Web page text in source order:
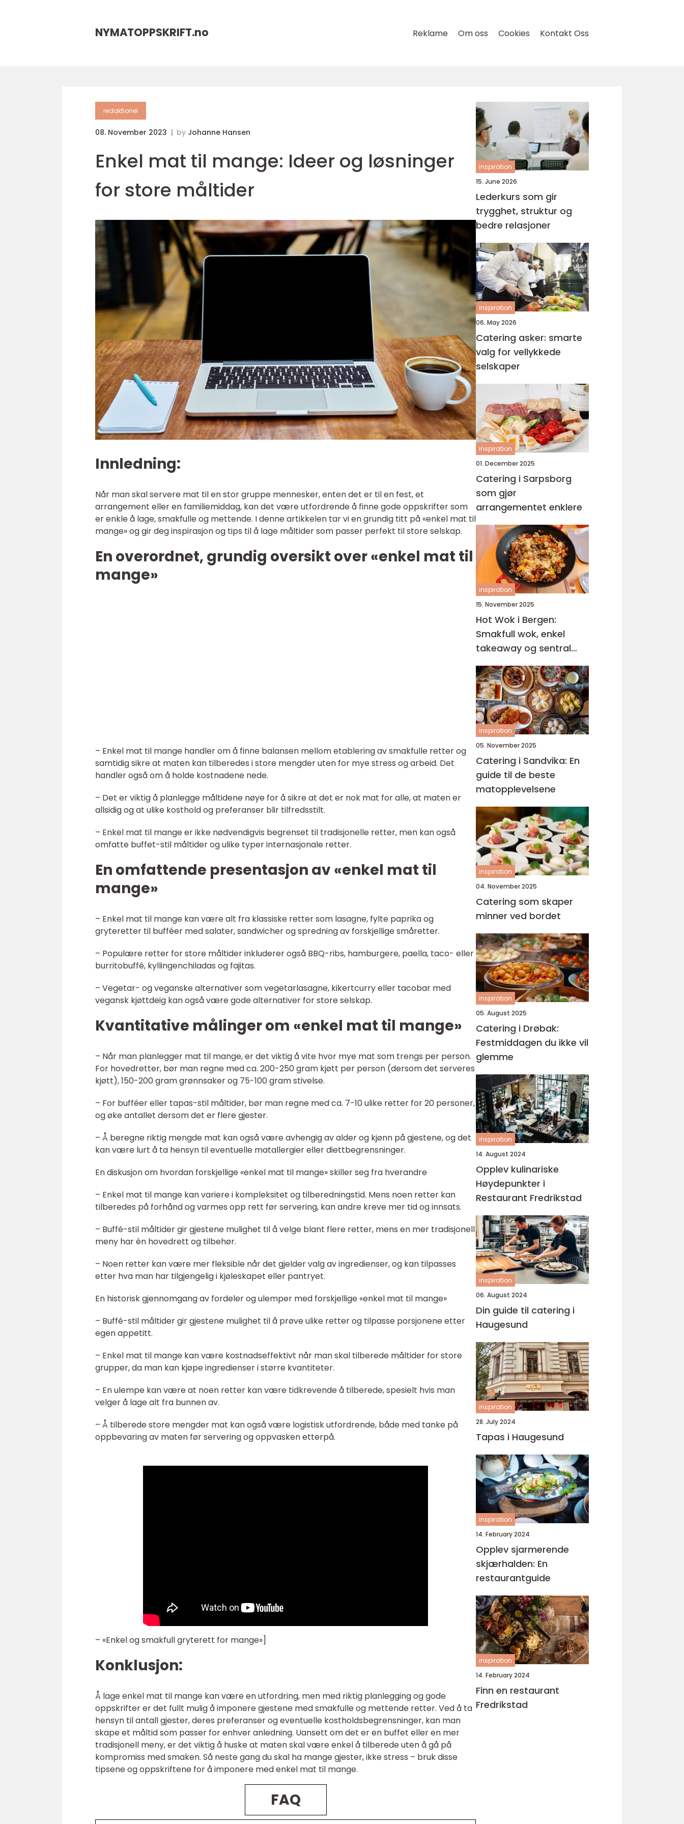
NYMATOPPSKRIFT.no Reklame Om oss Cookies Kontakt Oss
redaktionel
08. November 2023 by Johanne Hansen
Enkel mat til mange: Ideer og løsninger
for store måltider
Innledning:
Når man skal servere mat til en stor gruppe mennesker, enten det er til en fest, et
arrangement eller en familiemiddag, kan det være utfordrende å finne gode oppskrifter som
er enkle å lage, smakfulle og mettende. I denne artikkelen tar vi en grundig titt på «enkel mat til
mange» og gir deg inspirasjon og tips til å lage måltider som passer perfekt til store selskap.
En overordnet, grundig oversikt over «enkel mat til
mange»
– Enkel mat til mange handler om å finne balansen mellom etablering av smakfulle retter og
samtidig sikre at maten kan tilberedes i store mengder uten for mye stress og arbeid. Det
handler også om å holde kostnadene nede.
– Det er viktig å planlegge måltidene nøye for å sikre at det er nok mat for alle, at maten er
allsidig og at ulike kosthold og preferanser blir tilfredsstilt.
– Enkel mat til mange er ikke nødvendigvis begrenset til tradisjonelle retter, men kan også
omfatte buffet-stil måltider og ulike typer internasjonale retter.
En omfattende presentasjon av «enkel mat til
mange»
– Enkel mat til mange kan være alt fra klassiske retter som lasagne, fylte paprika og
gryteretter til bufféer med salater, sandwicher og spredning av forskjellige småretter.
– Populære retter for store måltider inkluderer også BBQ-ribs, hamburgere, paella, taco- eller
burritobuffé, kyllingenchiladas og fajitas.
– Vegetar- og veganske alternativer som vegetarlasagne, kikertcurry eller tacobar med
vegansk kjøttdeig kan også være gode alternativer for store selskap.
Kvantitative målinger om «enkel mat til mange»
– Når man planlegger mat til mange, er det viktig å vite hvor mye mat som trengs per person.
For hovedretter, bør man regne med ca. 200-250 gram kjøtt per person (dersom det serveres
kjøtt), 150-200 gram grønnsaker og 75-100 gram stivelse.
– For bufféer eller tapas-stil måltider, bør man regne med ca. 7-10 ulike retter for 20 personer,
og øke antallet dersom det er flere gjester.
– Å beregne riktig mengde mat kan også være avhengig av alder og kjønn på gjestene, og det
kan være lurt å ta hensyn til eventuelle matallergier eller diettbegrensninger.
En diskusjon om hvordan forskjellige «enkel mat til mange» skiller seg fra hverandre
– Enkel mat til mange kan variere i kompleksitet og tilberedningstid. Mens noen retter kan
tilberedes på forhånd og varmes opp rett før servering, kan andre kreve mer tid og innsats.
– Buffé-stil måltider gir gjestene mulighet til å velge blant flere retter, mens en mer tradisjonell
meny har én hovedrett og tilbehør.
– Noen retter kan være mer fleksible når det gjelder valg av ingredienser, og kan tilpasses
etter hva man har tilgjengelig i kjøleskapet eller pantryet.
En historisk gjennomgang av fordeler og ulemper med forskjellige «enkel mat til mange»
– Buffé-stil måltider gir gjestene mulighet til å prøve ulike retter og tilpasse porsjonene etter
egen appetitt.
– Enkel mat til mange kan være kostnadseffektivt når man skal tilberede måltider for store
grupper, da man kan kjøpe ingredienser i større kvantiteter.
– En ulempe kan være at noen retter kan være tidkrevende å tilberede, spesielt hvis man
velger å lage alt fra bunnen av.
– Å tilberede store mengder mat kan også være logistisk utfordrende, både med tanke på
oppbevaring av maten før servering og oppvasken etterpå.
– «Enkel og smakfull gryterett for mange»]
Konklusjon:
Å lage enkel mat til mange kan være en utfordring, men med riktig planlegging og gode
oppskrifter er det fullt mulig å imponere gjestene med smakfulle og mettende retter. Ved å ta
hensyn til antall gjester, deres preferanser og eventuelle kostholdsbegrensninger, kan man
skape et måltid som passer for enhver anledning. Uansett om det er en buffet eller en mer
tradisjonell meny, er det viktig å huske at maten skal være enkel å tilberede uten å gå på
kompromiss med smaken. Så neste gang du skal ha mange gjester, ikke stress – bruk disse
tipsene og oppskriftene for å imponere med enkel mat til mange.
FAQ
inspiration
15. June 2026
Lederkurs som gir
trygghet, struktur og
bedre relasjoner
inspiration
06. May 2026
Catering asker: smarte
valg for vellykkede
selskaper
inspiration
01. December 2025
Catering i Sarpsborg
som gjør
arrangementet enklere
inspiration
15. November 2025
Hot Wok i Bergen:
Smakfull wok, enkel
takeaway og sentral
beliggenhet
inspiration
05. November 2025
Catering i Sandvika: En
guide til de beste
matopplevelsene
inspiration
04. November 2025
Catering som skaper
minner ved bordet
inspiration
05. August 2025
Catering i Drøbak:
Festmiddagen du ikke vil
glemme
inspiration
14. August 2024
Opplev kulinariske
Høydepunkter i
Restaurant Fredrikstad
inspiration
06. August 2024
Din guide til catering i
Haugesund
inspiration
28. July 2024
Tapas i Haugesund
inspiration
14. February 2024
Opplev sjarmerende
skjærhalden: En
restaurantguide
inspiration
14. February 2024
Finn en restaurant
Fredrikstad